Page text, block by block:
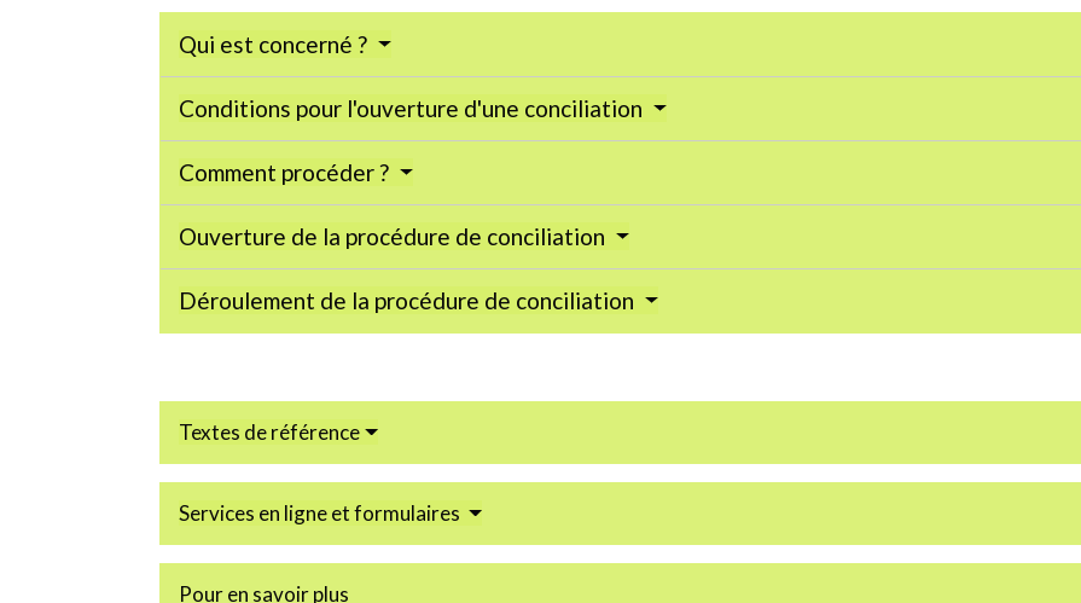
Qui est concerné ?
Conditions pour l'ouverture d'une conciliation
Comment procéder ?
Ouverture de la procédure de conciliation
Déroulement de la procédure de conciliation
Textes de référence
Services en ligne et formulaires
Pour en savoir plus